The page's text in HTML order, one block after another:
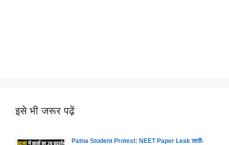
इसे भी जरूर पढ़ें
Patna Student Protest: NEET Paper Leak लाठी-